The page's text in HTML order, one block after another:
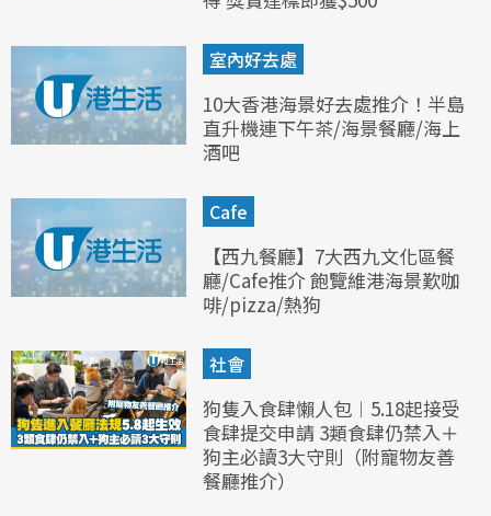
室內好去處
10大香港海景好去處推介！半島
直升機連下午茶/海景餐廳/海上
酒吧
Cafe
【西九餐廳】7大西九文化區餐
廳/Cafe推介 飽覽維港海景歎咖
啡/pizza/熱狗
社會
狗隻入食肆懶人包︱5.18起接受
食肆提交申請 3類食肆仍禁入＋
狗主必讀3大守則（附寵物友善
餐廳推介）